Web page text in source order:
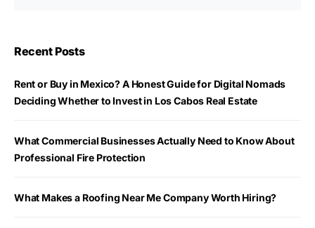
Recent Posts
Rent or Buy in Mexico? A Honest Guide for Digital Nomads
Deciding Whether to Invest in Los Cabos Real Estate
What Commercial Businesses Actually Need to Know About
Professional Fire Protection
What Makes a Roofing Near Me Company Worth Hiring?